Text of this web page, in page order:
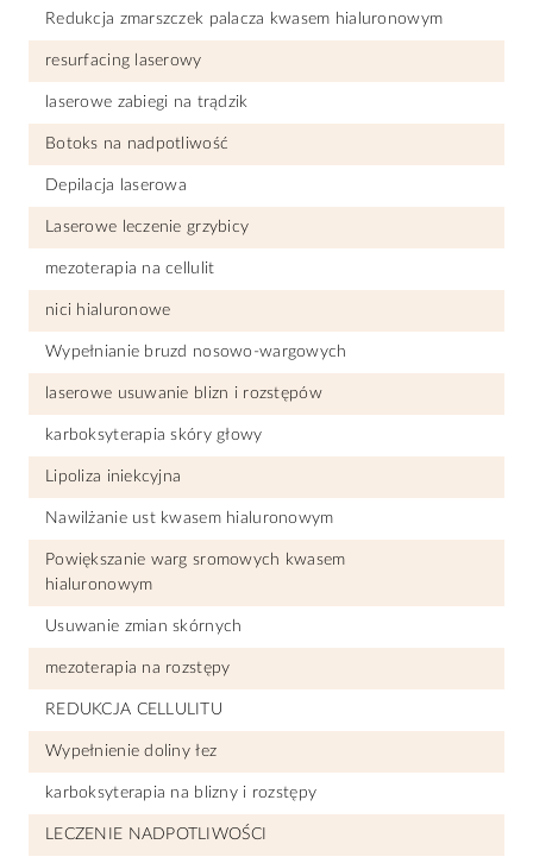
Redukcja zmarszczek palacza kwasem hialuronowym
resurfacing laserowy
laserowe zabiegi na trądzik
Botoks na nadpotliwość
Depilacja laserowa
Laserowe leczenie grzybicy
mezoterapia na cellulit
nici hialuronowe
Wypełnianie bruzd nosowo-wargowych
laserowe usuwanie blizn i rozstępów
karboksyterapia skóry głowy
Lipoliza iniekcyjna
Nawilżanie ust kwasem hialuronowym
Powiększanie warg sromowych kwasem
hialuronowym
Usuwanie zmian skórnych
mezoterapia na rozstępy
REDUKCJA CELLULITU
Wypełnienie doliny łez
karboksyterapia na blizny i rozstępy
LECZENIE NADPOTLIWOŚCI